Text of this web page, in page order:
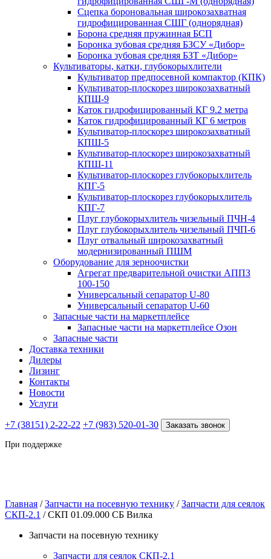
Сцепка бороновальная широкозахватная
гидрофицированная СШГ (однорядная)
Борона средняя пружинная БСП
Боронка зубовая средняя БЗСУ «Дибор»
Боронка зубовая средняя БЗТ «Дибор»
Культиваторы, катки, глубокорыхлители
Культиватор предпосевной компактор (КПК)
Культиватор-плоскорез широкозахватный
КПШ-9
Каток гидрофицированный КГ 9.2 метра
Каток гидрофицированный КГ 6 метров
Культиватор-плоскорез широкозахватный
КПШ-5
Культиватор-плоскорез широкозахватный
КПШ-11
Культиватор-плоскорез глубокорыхлитель
КПГ-5
Культиватор-плоскорез глубокорыхлитель
КПГ-7
Плуг глубокорыхлитель чизельный ПЧН-4
Плуг глубокорыхлитель чизельный ПЧП-6
Плуг отвальный широкозахватный
модернизированный ПШМ
Оборудование для зерноочистки
Агрегат предварительной очистки АППЗ
100-150
Универсальный сепаратор U-80
Универсальный сепаратор U-60
Запасные части на маркетплейсе
Запасные части на маркетплейсе Озон
Запасные части
Доставка техники
Дилеры
Лизинг
Контакты
Новости
Услуги
+7 (38151) 2-22-22 +7 (983) 520-01-30 Заказать звонок
При поддержке
Главная /Запчасти на посевную технику /Запчасти для сеялок
СКП-2.1 / СКП 01.09.000 СБ Вилка
Запчасти на посевную технику
Запчасти для сеялок СКП-2.1